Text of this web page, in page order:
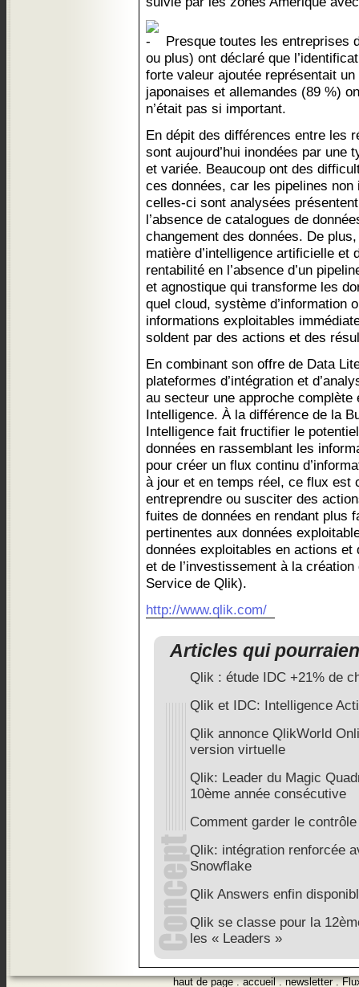
Presque toutes les entreprises
ou plus) ont déclaré que
forte valeur ajoutée représentait
japonaises et allemandes (89 %)
n’était pas si important.
En dépit des différences entre les
sont aujourd’hui inondées par une
et variée. Beaucoup ont des
ces données, car les pipelines
celles-ci sont analysées
l’absence de catalogues de
changement des données. De
matière d’intelligence artificielle et
rentabilité en l’absence d’un
et agnostique qui transforme les
quel cloud, système d’information
informations exploitables
soldent par des actions et des
En combinant son offre de Data
plateformes d’intégration et
au secteur une approche complète
Intelligence. À la différence de la
Intelligence fait fructifier le
données en rassemblant les
pour créer un flux continu
à jour et en temps réel, ce flux est
entreprendre ou susciter des
fuites de données en rendant plus
pertinentes aux données
données exploitables en actions
et de l’investissement à la
Service de Qlik).
http://www.qlik.com/
Articles qui
Qlik : étude IDC +21% de
Qlik et IDC: Intelligence
Qlik annonce QlikWorld
version virtuelle
Qlik: Leader du Magic
10ème année consécutive
Comment garder le
Qlik: intégration renforcée
Snowflake
Qlik Answers enfin
Qlik se classe pour la
les « Leaders »
haut de page.accueil.newsletter.